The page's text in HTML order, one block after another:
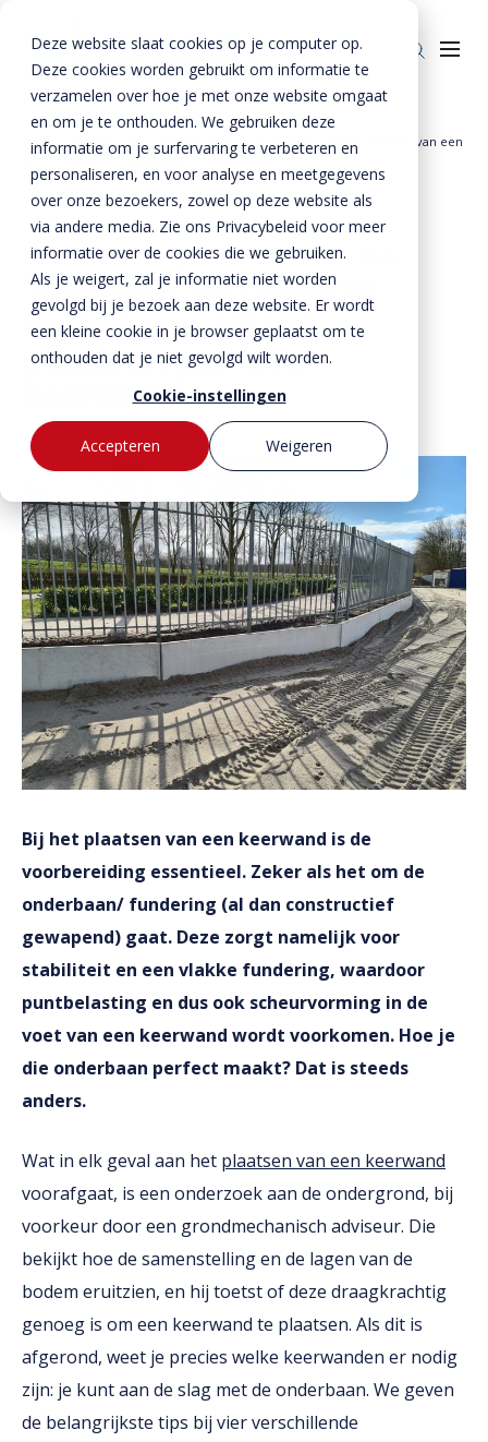
Deze website slaat cookies op je computer op.
Deze cookies worden gebruikt om informatie te
verzamelen over hoe je met onze website omgaat
en om je te onthouden. We gebruiken deze
informatie om je surfervaring te verbeteren en
personaliseren, en voor analyse en meetgegevens
over onze bezoekers, zowel op deze website als
via andere media. Zie ons Privacybeleid voor meer
informatie over de cookies die we gebruiken.
Als je weigert, zal je informatie niet worden
gevolgd bij je bezoek aan deze website. Er wordt
een kleine cookie in je browser geplaatst om te
onthouden dat je niet gevolgd wilt worden.
Cookie-instellingen
Accepteren
Weigeren
Bestekservice
Downloads
Werken bij
Producten
Enkelkerende keerwanden
Dubbelkerende keerwanden
Zwaarbelastbare keerwanden
Zwaluwwanden
Bloktraptreden
Oplossingen
Infra & Openbare ruimte
Sport & Recreatie
Op- en overslag
Waterkeringen
BTE Groep
Onze verhalen
Over ons
Duurzaamheid
MVO
Home
Nieuws Tips voor de perfecte onderbaan bij het plaatsen van een
keerwand
14 maart 2022- Bijgewerkt op 23 januari 2026
Tips voor de perfecte
onderbaan bij het
plaatsen van een
keerwand
Bij het plaatsen van een keerwand is de
voorbereiding essentieel. Zeker als het om de
onderbaan/ fundering (al dan constructief
gewapend) gaat. Deze zorgt namelijk voor
stabiliteit en een vlakke fundering, waardoor
puntbelasting en dus ook scheurvorming in de
voet van een keerwand wordt voorkomen. Hoe je
die onderbaan perfect maakt? Dat is steeds
anders.
Wat in elk geval aan het plaatsen van een keerwand
voorafgaat, is een onderzoek aan de ondergrond, bij
voorkeur door een grondmechanisch adviseur. Die
bekijkt hoe de samenstelling en de lagen van de
bodem eruitzien, en hij toetst of deze draagkrachtig
genoeg is om een keerwand te plaatsen. Als dit is
afgerond, weet je precies welke keerwanden er nodig
zijn: je kunt aan de slag met de onderbaan. We geven
de belangrijkste tips bij vier verschillende